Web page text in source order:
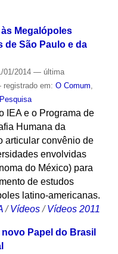
Megalópoles
de São Paulo e da
01/2014 — última
em: O Comum,
Pesquisa
IEA e o Programa de
Humana da
articular convênio de
envolvidas
do México) para
de estudos
latino-americanas.
/Vídeos /Vídeos 2011
Papel do Brasil